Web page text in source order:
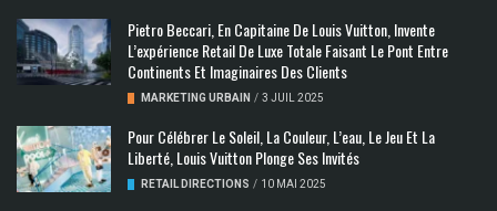
Pietro Beccari, En Capitaine De Louis Vuitton, Invente
L’expérience Retail De Luxe Totale Faisant Le Pont Entre
Continents Et Imaginaires Des Clients
MARKETING URBAIN / 3 JUIL 2025
Pour Célébrer Le Soleil, La Couleur, L’eau, Le Jeu Et La
Liberté, Louis Vuitton Plonge Ses Invités
RETAIL DIRECTIONS / 10 MAI 2025